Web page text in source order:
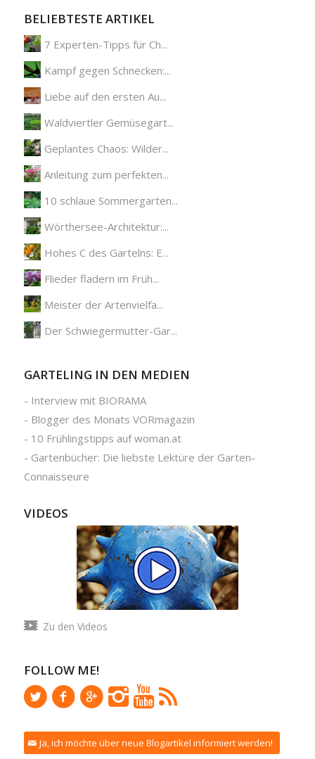
BELIEBTESTE ARTIKEL
7 Experten-Tipps für Ch...
Kampf gegen Schnecken:...
Liebe auf den ersten Au...
Waldviertler Gemüsegart...
Geplantes Chaos: Wilder...
Anleitung zum perfekten...
10 schlaue Sommergarten...
Wörthersee-Architektur:...
Hohes C des Gartelns: E...
Flieder fladern im Früh...
Meister der Artenvielfa...
Der Schwiegermutter-Gar...
GARTELING IN DEN MEDIEN
- Interview mit BIORAMA
- Blogger des Monats VORmagazin
- 10 Frühlingstipps auf woman.at
- Gartenbücher: Die liebste Lektüre der Garten-
Connaisseure
VIDEOS
Zu den Videos
FOLLOW ME!
Ja, ich möchte über neue Blogartikel informiert werden!